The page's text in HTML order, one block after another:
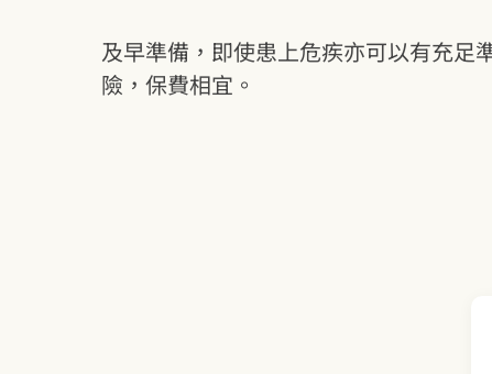
及早準備，即使患上危疾亦可以有充足
險，保費相宜。